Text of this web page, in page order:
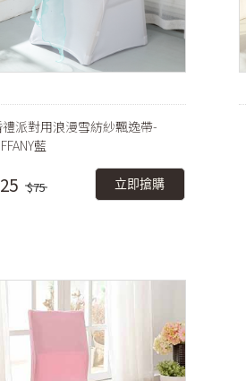
派對用浪漫雪紡紗飄逸帶-
藍
$75 立即搶購